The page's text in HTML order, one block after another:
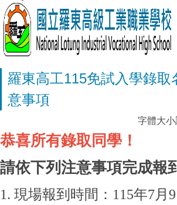
羅東高工115免試入學錄取
意事項
字體大
恭喜所有錄取同學！
請依下列注意事項完成報
1. 現場報到時間：115年7月